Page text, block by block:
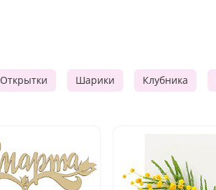
Открытки Шарики Клубника